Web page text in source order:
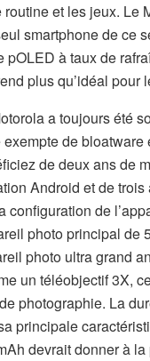
et les jeux. Le
smartphone de ce
pOLED à taux de
plus qu’idéal pour
a toujours été
de bloatware
de deux ans de
Android et de
configuration de
photo principal de
photo ultra grand
un téléobjectif 3X,
photographie. La
principale
devrait donner à